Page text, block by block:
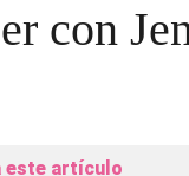
con
este artículo